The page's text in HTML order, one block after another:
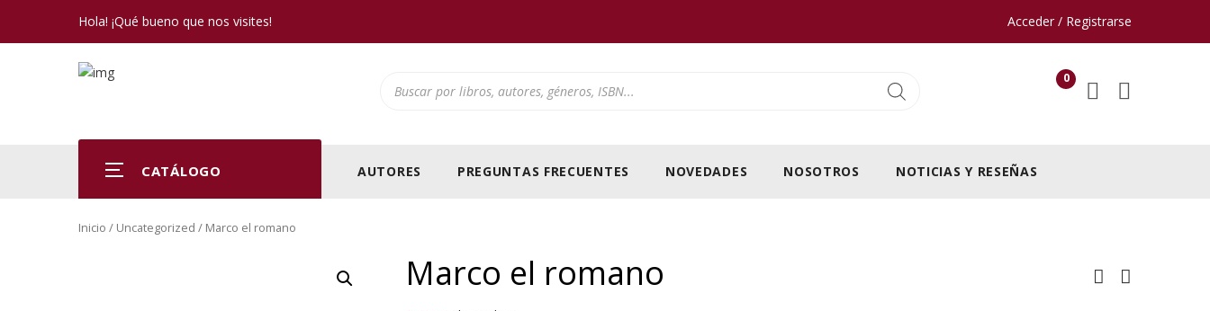
Hola! ¡Qué bueno que nos visites! Acceder / Registrarse
0
CATÁLOGO AUTORES PREGUNTAS FRECUENTES NOVEDADES NOSOTROS NOTICIAS Y RESEÑAS
Inicio / Uncategorized / Marco el romano
Marco el romano